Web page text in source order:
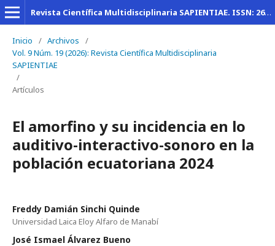
Revista Científica Multidisciplinaria SAPIENTIAE. ISSN: 2600-6030
Inicio / Archivos
/
Vol. 9 Núm. 19 (2026): Revista Científica Multidisciplinaria
SAPIENTIAE
/
Artículos
El amorfino y su incidencia en lo
auditivo-interactivo-sonoro en la
población ecuatoriana 2024
Freddy Damián Sinchi Quinde
Universidad Laica Eloy Alfaro de Manabí
José Ismael Álvarez Bueno